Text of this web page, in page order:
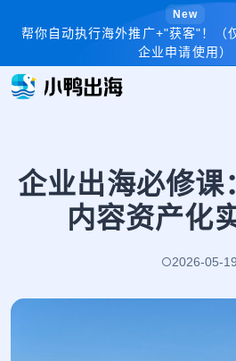
New
帮你自动执行海外推广+"获客"！（
企业申请使用）
企业出海必修课
内容资产化
2026-05-19